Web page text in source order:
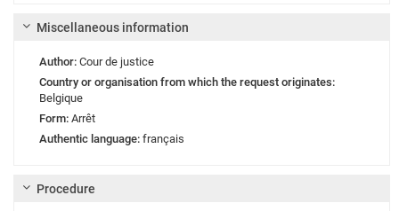
Miscellaneous information
Author: Cour de justice
Country or organisation from which the request originates:
Belgique
Form: Arrêt
Authentic language: français
Procedure